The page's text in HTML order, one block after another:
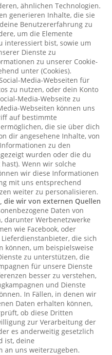
ähnlichen Technologien.
generieren Inhalte, die sie
Benutzererfahrung zu
um die Elemente
interessiert bist, sowie um
Dienste zu
zu unserer Cookie-
unter (Cookies).
Media-Webseiten für
zu nutzen, oder dein Konto
Media-Webseite zu
Webseiten können uns
auf bestimmte
die sie über dich
dir angesehene Inhalte, von
zu den
wurden oder die du
Wenn wir solche
wir diese Informationen
mit uns entsprechend
weiter zu personalisieren.
die wir von externen Quellen
Daten von
darunter Werbenetzwerke
wie Facebook, oder
die sich
können, um beispielsweise
zu unterstützen, die
für unsere Dienste
besser zu verstehen,
und Dienste
In Fällen, in denen wir
Daten erhalten können,
ob diese Dritten
zur Verarbeitung der
es anderweitig gesetzlich
ist, deine
an uns weiterzugeben.